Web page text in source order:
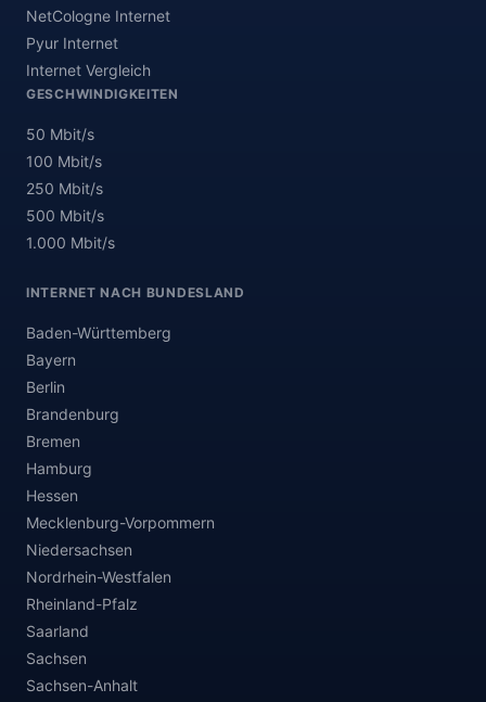
NetCologne Internet
Pyur Internet
Internet Vergleich
GESCHWINDIGKEITEN
50 Mbit/s
100 Mbit/s
250 Mbit/s
500 Mbit/s
1.000 Mbit/s
INTERNET NACH BUNDESLAND
Baden-Württemberg
Bayern
Berlin
Brandenburg
Bremen
Hamburg
Hessen
Mecklenburg-Vorpommern
Niedersachsen
Nordrhein-Westfalen
Rheinland-Pfalz
Saarland
Sachsen
Sachsen-Anhalt